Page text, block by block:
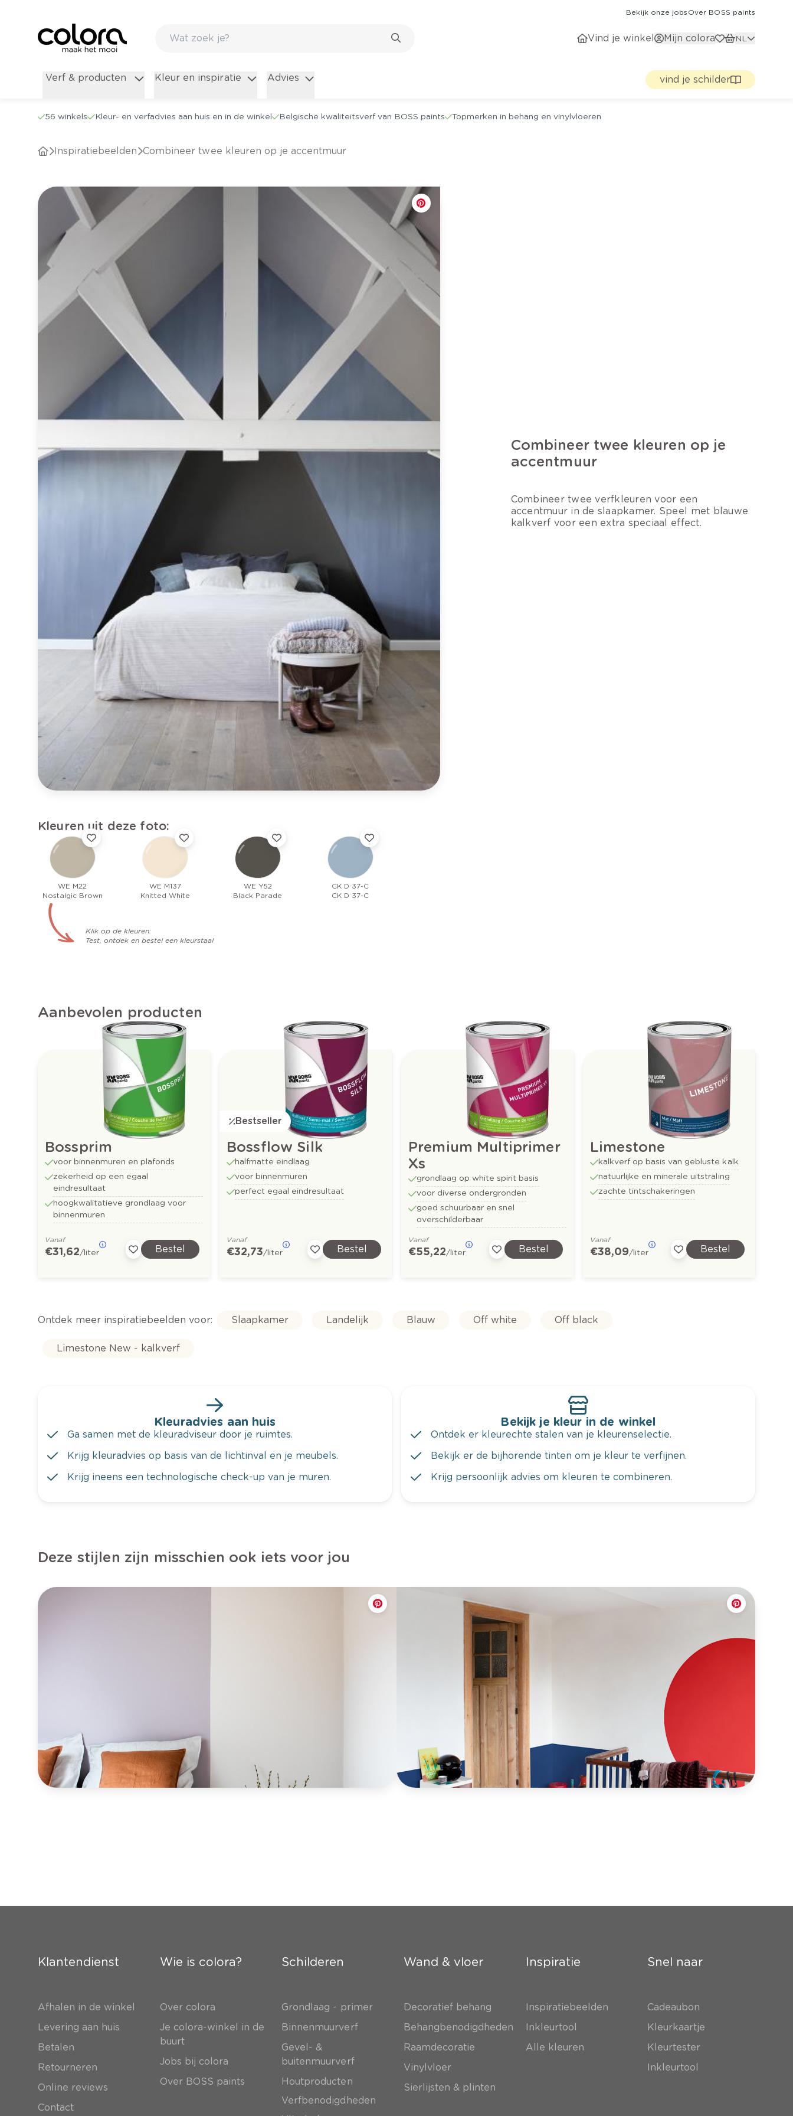
Bekijk onze jobs Over BOSS paints
Vind je winkel Mijn colora NL
Verf & producten Kleur en inspiratie Advies vind je schilder
56 winkels Kleur- en verfadvies aan huis en in de winkel Belgische kwaliteitsverf van BOSS paints Topmerken in behang en vinylvloeren
Inspiratiebeelden Combineer twee kleuren op je accentmuur
Combineer twee kleuren op je
accentmuur
Combineer twee verfkleuren voor een
accentmuur in de slaapkamer. Speel met blauwe
kalkverf voor een extra speciaal effect.
Kleuren uit deze foto:
WE M22
Nostalgic Brown
WE M137
Knitted White
WE Y52
Black Parade
CK D 37-C
CK D 37-C
Klik op de kleuren:
Test, ontdek en bestel een kleurstaal
Aanbevolen producten
Bossprim
voor binnenmuren en plafonds
zekerheid op een egaal
eindresultaat
hoogkwalitatieve grondlaag voor
binnenmuren
Vanaf
€ 31,62/liter Bestel
Bestseller
Bossflow Silk
halfmatte eindlaag
voor binnenmuren
perfect egaal eindresultaat
Vanaf
€ 32,73/liter Bestel
Premium Multiprimer
Xs
grondlaag op white spirit basis
voor diverse ondergronden
goed schuurbaar en snel
overschilderbaar
Vanaf
€ 55,22/liter Bestel
Limestone
kalkverf op basis van gebluste kalk
natuurlijke en minerale uitstraling
zachte tintschakeringen
Vanaf
€ 38,09/liter Bestel
Ontdek meer inspiratiebeelden voor: Slaapkamer Landelijk Blauw Off white Off black
Limestone New - kalkverf
Kleuradvies aan huis
Ga samen met de kleuradviseur door je ruimtes.
Krijg kleuradvies op basis van de lichtinval en je meubels.
Krijg ineens een technologische check-up van je muren.
Bekijk je kleur in de winkel
Ontdek er kleurechte stalen van je kleurenselectie.
Bekijk er de bijhorende tinten om je kleur te verfijnen.
Krijg persoonlijk advies om kleuren te combineren.
Deze stijlen zijn misschien ook iets voor jou
Klantendienst
Afhalen in de winkel
Levering aan huis
Betalen
Retourneren
Online reviews
Contact
Wie is colora?
Over colora
Je colora-winkel in de
buurt
Jobs bij colora
Over BOSS paints
Schilderen
Grondlaag - primer
Binnenmuurverf
Gevel- &
buitenmuurverf
Houtproducten
Verfbenodigdheden
Wand & vloer
Decoratief behang
Behangbenodigdheden
Raamdecoratie
Vinylvloer
Sierlijsten & plinten
Inspiratie
Inspiratiebeelden
Inkleurtool
Alle kleuren
Snel naar
Cadeaubon
Kleurkaartje
Kleurtester
Inkleurtool